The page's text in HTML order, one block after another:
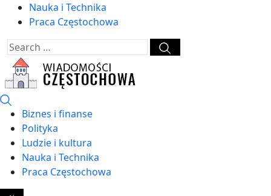
Nauka i Technika
Praca Częstochowa
Biznes i finanse
Polityka
Ludzie i kultura
Nauka i Technika
Praca Częstochowa